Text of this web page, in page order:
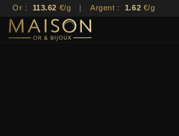
Or : 113.62 €/g | Argent : 1.62 €/g